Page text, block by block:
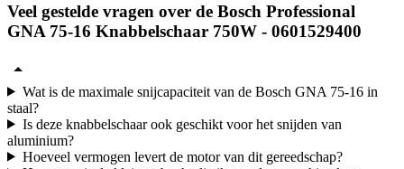
Veel gestelde vragen over de Bosch Professional
GNA 75-16 Knabbelschaar 750W - 0601529400
Wat is de maximale snijcapaciteit van de Bosch GNA 75-16 in
staal?
Is deze knabbelschaar ook geschikt voor het snijden van
aluminium?
Hoeveel vermogen levert de motor van dit gereedschap?